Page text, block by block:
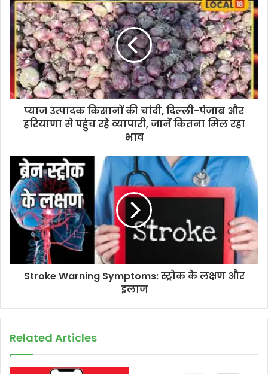
प्याज उत्पादक किसानों की चांदी, दिल्ली-पंजाब और
हरियाणा से पहुंच रहे व्यापारी, जानें कितना मिल रहा
भाव
Stroke Warning Symptoms: स्ट्रोक के लक्षण और
इलाज
Related Articles